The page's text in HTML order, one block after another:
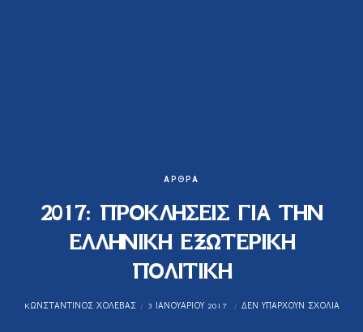
ΆΡΘΡΑ
2017: ΠΡΟΚΛΗΣΕΙΣ ΓΙΑ ΤΗΝ
ΕΛΛΗΝΙΚΗ ΕΞΩΤΕΡΙΚΗ
ΠΟΛΙΤΙΚΗ
KΩΝΣΤΑΝΤΊΝΟΣ ΧΟΛΈΒΑΣ 3 ΙΑΝΟΥΑΡΊΟΥ 2017 ΔΕΝ ΥΠΆΡΧΟΥΝ ΣΧΌΛΙΑ